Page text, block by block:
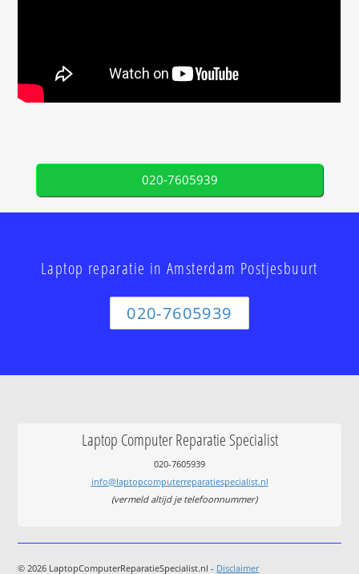
020-7605939
Laptop reparatie in Amsterdam Postjesbuurt
020-7605939
Laptop Computer Reparatie Specialist
020-7605939
info@laptopcomputerreparatiespecialist.nl
(vermeld altijd je telefoonnummer)
© 2026 LaptopComputerReparatieSpecialist.nl - Disclaimer